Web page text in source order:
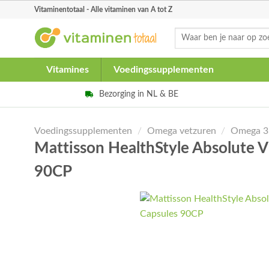
Vitaminentotaal - Alle vitaminen van A tot Z
Zoeken
Vitamines Voedingssupplementen
Bezorging in NL & BE
Voedingssupplementen / Omega vetzuren / Omega 3
Mattisson HealthStyle Absolute
90CP